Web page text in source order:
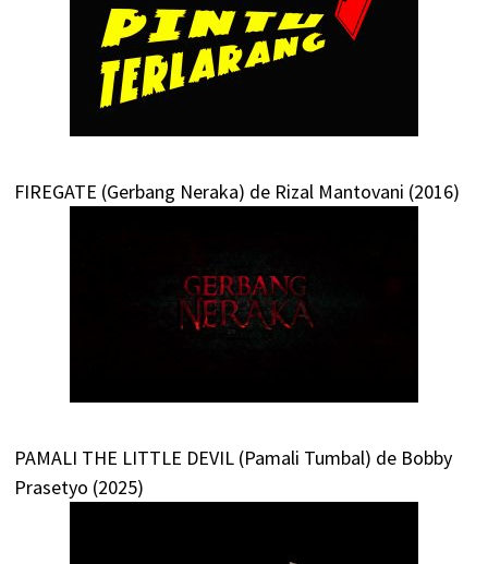
FIREGATE (Gerbang Neraka) de Rizal Mantovani (2016)
PAMALI THE LITTLE DEVIL (Pamali Tumbal) de Bobby
Prasetyo (2025)